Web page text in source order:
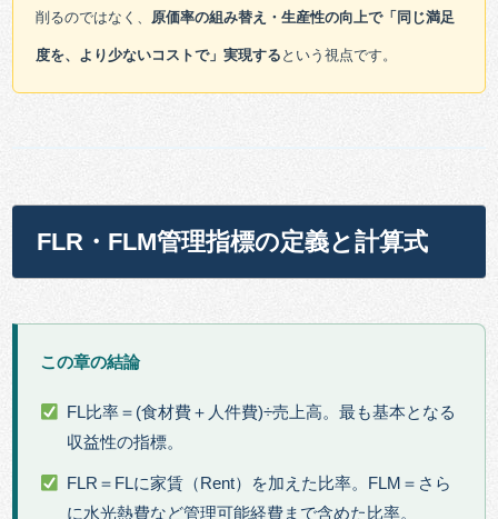
削るのではなく、 原価率の組み替え・生産性の向上で「同じ満足
度を、より少ないコストで」実現する という視点です。
FLR・FLM管理指標の定義と計算式
この章の結論
FL比率＝(食材費＋人件費)÷売上高。最も基本となる
収益性の指標。
FLR＝FLに家賃（Rent）を加えた比率。FLM＝さら
に水光熱費など管理可能経費まで含めた比率。